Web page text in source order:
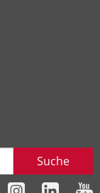
Suche